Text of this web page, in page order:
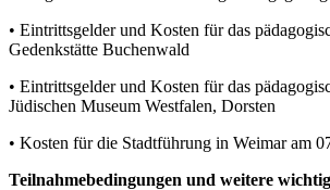
• Eintrittsgelder und Kosten für das
Gedenkstätte Buchenwald
• Eintrittsgelder und Kosten für das
Jüdischen Museum Westfalen, Dorsten
• Kosten für die Stadtführung in Weimar am
Teilnahmebedingungen und weitere